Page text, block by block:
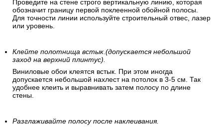
Сделайте пометку на стене, что бы первое полотно
было поклеено перпендикулярно полу.
Проведите на стене строго вертикальную линию, которая
или уровень.
Клейте полотнища встык.(допускается небольшой
заход на верхний плинтус).
Виниловые обои клеятся встык. При этом иногда
стены.